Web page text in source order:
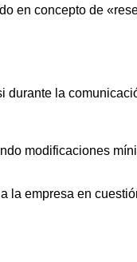
en concepto de
la
modificaciones
la empresa en